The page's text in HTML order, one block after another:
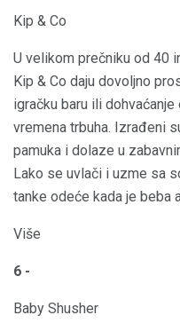
Kip & Co
U velikom prečniku od 40
Kip & Co daju dovoljno
igračku baru ili
vremena trbuha. Izrađeni
pamuka i dolaze u
Lako se uvlači i uzme sa
tanke odeće kada je beba
Više
6 -
Baby Shusher